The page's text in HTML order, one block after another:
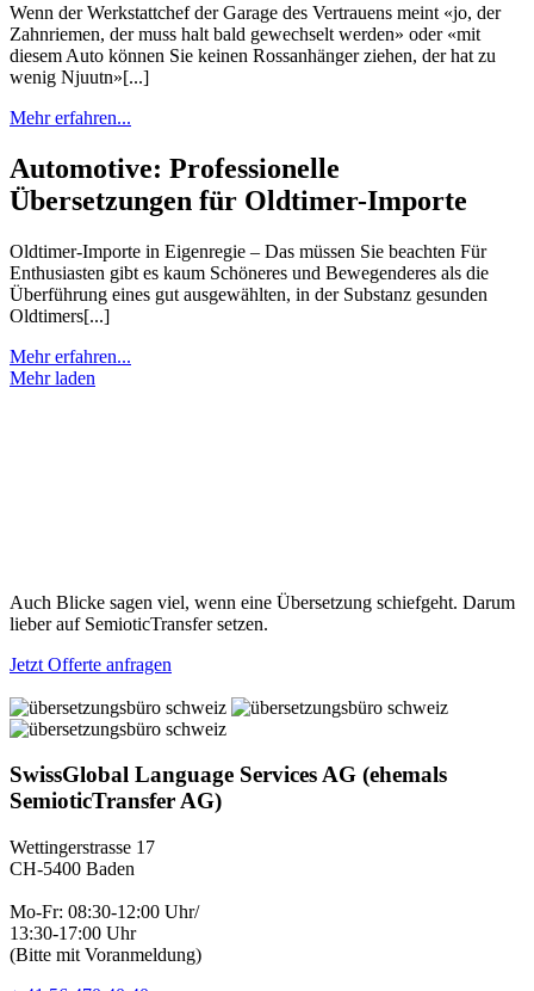
Wenn der Werkstattchef der Garage des Vertrauens meint «jo, der
Zahnriemen, der muss halt bald gewechselt werden» oder «mit
diesem Auto können Sie keinen Rossanhänger ziehen, der hat zu
wenig Njuutn»[...]
Mehr erfahren...
Automotive: Professionelle
Übersetzungen für Oldtimer-Importe
Oldtimer-Importe in Eigenregie – Das müssen Sie beachten Für
Enthusiasten gibt es kaum Schöneres und Bewegenderes als die
Überführung eines gut ausgewählten, in der Substanz gesunden
Oldtimers[...]
Mehr erfahren...
Mehr laden
Auch Blicke sagen viel, wenn eine Übersetzung schiefgeht. Darum
lieber auf SemioticTransfer setzen.
Jetzt Offerte anfragen
SwissGlobal Language Services AG (ehemals
SemioticTransfer AG)
Wettingerstrasse 17
CH-5400 Baden
Mo-Fr: 08:30-12:00 Uhr/
13:30-17:00 Uhr
(Bitte mit Voranmeldung)